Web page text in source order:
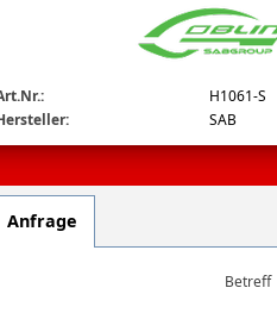
H1061-S
SAB
Anfrage
Betreff